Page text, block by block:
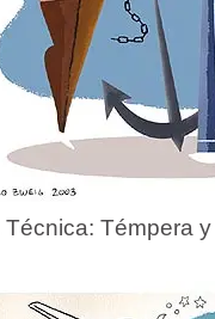
Técnica: Témpera